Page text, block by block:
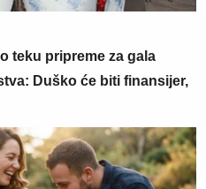
teku pripreme za gala
Duško će biti finansijer,